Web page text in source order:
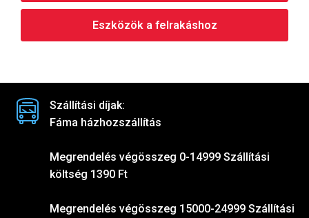
Eszközök a felrakáshoz
Szállítási díjak:
Fáma házhozszállítás
Megrendelés végösszeg 0-14999 Szállítási
költség 1390 Ft
Megrendelés végösszeg 15000-24999 Szállítási